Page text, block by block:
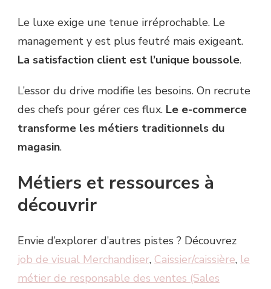
Le luxe exige une tenue irréprochable. Le
management y est plus feutré mais exigeant.
La satisfaction client est l’unique boussole.
L’essor du drive modifie les besoins. On recrute
des chefs pour gérer ces flux. Le e-commerce
transforme les métiers traditionnels du
magasin.
Métiers et ressources à
découvrir
Envie d’explorer d’autres pistes ? Découvrez
job de visual Merchandiser, Caissier/caissière, le
métier de responsable des ventes (Sales